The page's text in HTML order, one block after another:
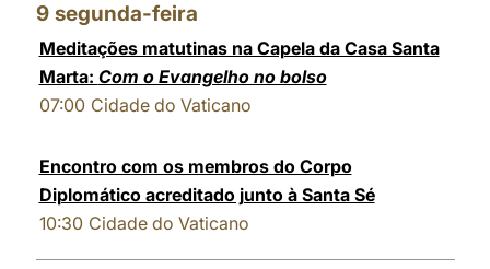
9 segunda-feira
Meditações matutinas na Capela da Casa Santa
Marta: Com o Evangelho no bolso
07:00 Cidade do Vaticano
Encontro com os membros do Corpo
Diplomático acreditado junto à Santa Sé
10:30 Cidade do Vaticano